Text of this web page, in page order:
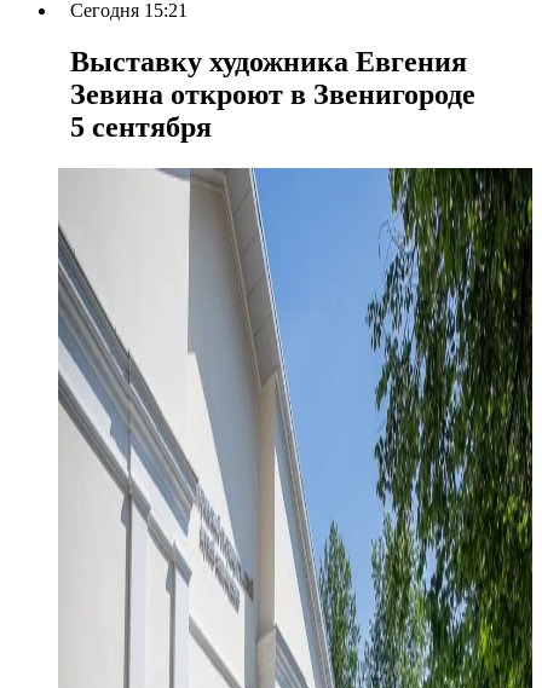
Сегодня 15:21
Выставку художника Евгения
Зевина откроют в Звенигороде
5 сентября